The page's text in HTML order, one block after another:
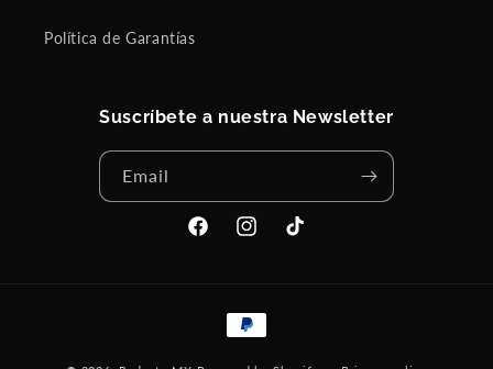
Política de Garantías
Suscríbete a nuestra Newsletter
Email
FacebookInstagramTikTok
Payment
methods